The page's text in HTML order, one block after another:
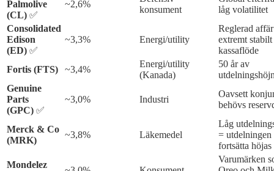
Palmolive
(CL) ✅
~2,6%
konsument
låg volatilitet
Consolidated
Edison
(ED) ✅
~3,3% Energi/utility
Reglerad
extremt stabilt
kassaflöde
Fortis (FTS)
~3,4%
Energi/utility
(Kanada)
50 år av
Genuine
Parts
(GPC) ✅
~3,0% Industri
Oavsett
behövs
Merck & Co
(MRK)
~3,8% Läkemedel
Låg
= utdelningen
fortsätta höjas
Mondelez
Varumärken